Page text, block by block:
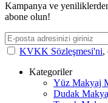
Kampanya ve
abone olun!
KVKK Sözleşmesi'ni,
Kategoriler
Yüz Makyaj
Dudak